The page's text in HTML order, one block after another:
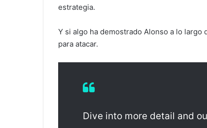
estrategia.
Y si algo ha demostrado Alonso a lo
para atacar.
Dive into more detail and